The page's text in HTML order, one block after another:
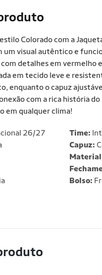
Colorado com a
um visual autêntico e
detalhes em vermelho
em tecido leve e
enquanto o capuz
com a rica história
em qualquer clima!
26/27
Time:
Capuz:
Bolso: